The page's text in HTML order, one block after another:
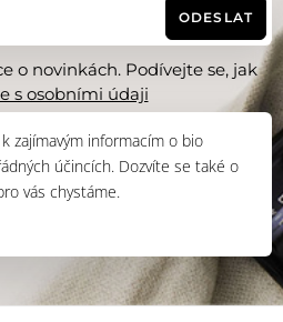
ODESLAT
o novinkách. Podívejte se, jak
s osobními údaji
k zajímavým informacím o bio
účincích. Dozvíte se také o
vás chystáme.